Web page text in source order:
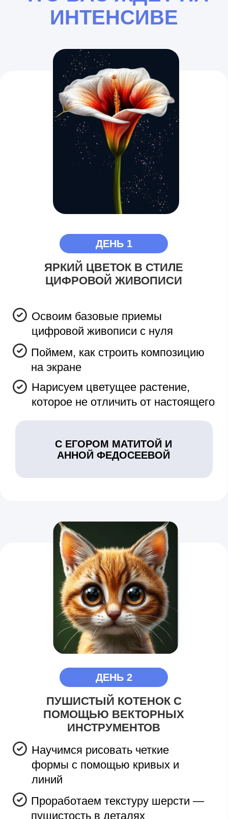
С ЕГОРОМ МАТИТОЙ И
АННОЙ ФЕДОСЕЕВОЙ
Поймем, как строить композицию
на экране
которое не отличить от настоящего
ИНСТРУМЕНТОВ
ДЕНЬ 2
С ЕГОРОМ МАТИТОЙ И
АННОЙ ФЕДОСЕЕВОЙ
Проработаем текстуру шерсти —
пушистость в деталях
Научимся рисовать четкие
формы с помощью кривых и
линий
Освоим анималистику в цифре
РИСУНОК КОТИКА ТАЙГЕРА
ДЕНЬ 3
С ЕГОРОМ МАТИТОЙ И
АННОЙ ФЕДОСЕЕВОЙ
Научимся передавать текстуру
шерсти простым карандашом
Порисуем как на бумаге, так и
на планшете
Перенесем рисунок на планшет